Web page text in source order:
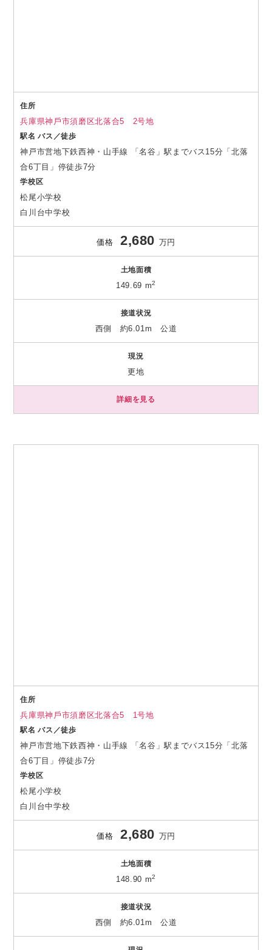
住所
兵庫県神⼾市須磨区北落合5 2号地
駅名 バス／徒歩
神戸市営地下鉄西神・山手線 「名谷」駅までバス15分「北落
合6丁目」停徒歩7分
学校区
松尾小学校
白川台中学校
価格 2,680 万円
土地面積
149.69 m2
接道状況
西側 約6.01m 公道
現況
更地
詳細を見る
住所
兵庫県神⼾市須磨区北落合5 1号地
駅名 バス／徒歩
神戸市営地下鉄西神・山手線 「名谷」駅までバス15分「北落
合6丁目」停徒歩7分
学校区
松尾小学校
白川台中学校
価格 2,680 万円
土地面積
148.90 m2
接道状況
西側 約6.01m 公道